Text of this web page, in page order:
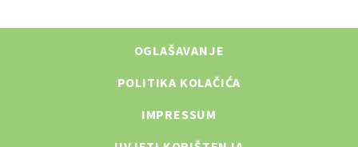
OGLAŠAVANJE
POLITIKA KOLAČIĆA
IMPRESSUM